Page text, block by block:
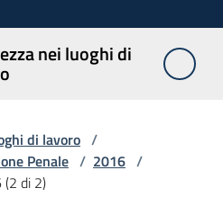
nei luoghi di
di lavoro /
Penale / 2016 /
(2 di 2)